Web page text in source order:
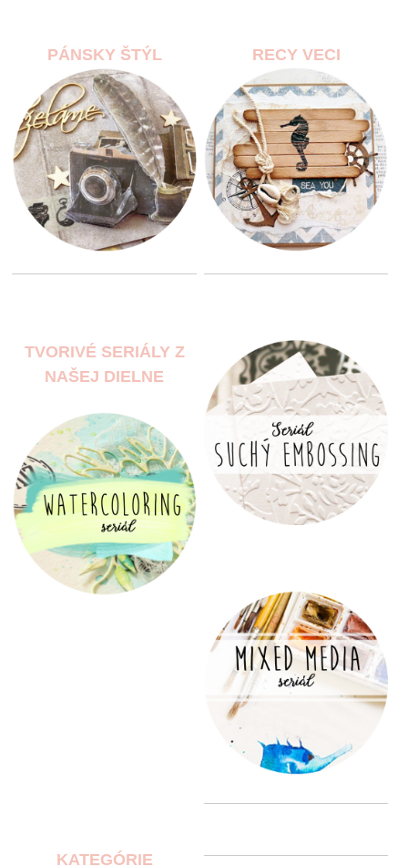
PÁNSKY ŠTÝL RECY VECI
TVORIVÉ SERIÁLY Z
NAŠEJ DIELNE
KATEGÓRIE